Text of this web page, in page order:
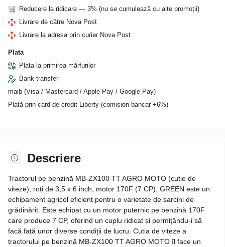
Reducere la ridicare — 3% (nu se cumulează cu alte promoții)
Livrare de către Nova Post
Livrare la adresa prin curier Nova Post
Plata
Plata la primirea mărfurilor
Bank transfer
maib (Visa / Mastercard / Apple Pay / Google Pay)
Plată prin card de credit Liberty (comision bancar +6%)
Descriere
Tractorul pe benzină MB-ZX100 TT AGRO MOTO (cutie de
viteze), roți de 3,5 x 6 inch, motor 170F (7 CP), GREEN este un
echipament agricol eficient pentru o varietate de sarcini de
grădinărit. Este echipat cu un motor puternic pe benzină 170F
care produce 7 CP, oferind un cuplu ridicat și permițându-i să
facă față unor diverse condiții de lucru. Cutia de viteze a
tractorului pe benzină MB-ZX100 TT AGRO MOTO îl face un